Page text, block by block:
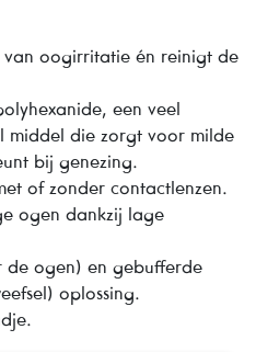
van oogirritatie én reinigt de
een veel
middel die zorgt voor milde
bij genezing.
of zonder contactlenzen.
ogen dankzij lage
de ogen) en gebufferde
oplossing.